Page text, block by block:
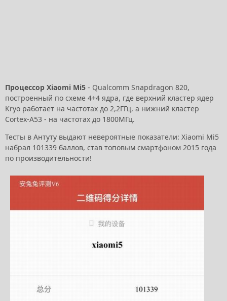
Процессор Xiaomi Mi5 - Qualcomm Snapdragon 820,
построенный по схеме 4+4 ядра, где верхний кластер ядер
Kryo работает на частотах до 2,2ГГц, а нижний кластер
Cortex-A53 - на частотах до 1800МГц.
Тесты в Антуту выдают невероятные показатели: Xiaomi Mi5
набрал 101339 баллов, став топовым смартфоном 2015 года
по производительности!